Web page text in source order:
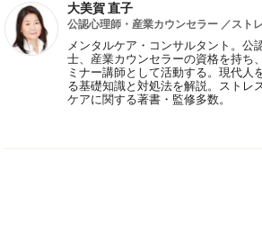
大美賀 直子
公認心理師・産業カウンセラー ／スト
メンタルケア・コンサルタント。公
士、産業カウンセラーの資格を持ち
ミナー講師として活動する。現代人
る基礎知識と対処法を解説。ストレ
ケアに関する著書・監修多数。